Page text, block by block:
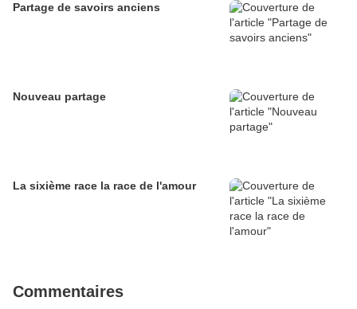
Partage de savoirs anciens
Nouveau partage
La sixième race la race de l'amour
Commentaires